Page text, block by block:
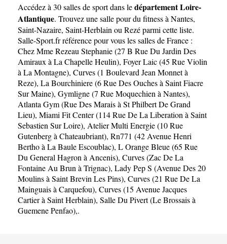
Accédez à 30 salles de sport dans ledépartement Loire-
Atlantique. Trouvez une salle pour du fitness à Nantes,
Saint-Nazaire, Saint-Herblain ou Rezéparmi cette liste.
Salle-Sport.fr référence pour vous les salles de France :
Chez Mme Rezeau Stephanie (27 B Rue Du Jardin Des
Amiraux à La Chapelle Heulin), Foyer Laic (45 Rue Violin
à La Montagne), Curves (1 Boulevard Jean Monnet à
Reze), La Bourchiniere (6 Rue Des Ouches à Saint Fiacre
Sur Maine), Gymligne (7 Rue Moquechien à Nantes),
Atlanta Gym (Rue Des Marais à St Philbert De Grand
Lieu), Miami Fit Center (114 Rue De La Liberation à Saint
Sebastien Sur Loire), Atelier Multi Energie (10 Rue
Gutenberg à Chateaubriant), Rn771 (42 Avenue Henri
Bertho à La Baule Escoublac), L Orange Bleue (65 Rue
Du General Hagron à Ancenis), Curves (Zac De La
Fontaine Au Brun à Trignac), Lady Pep S (Avenue Des 20
Moulins à Saint Brevin Les Pins), Curves (21 Rue De La
Mainguais à Carquefou), Curves (15 Avenue Jacques
Cartier à Saint Herblain), Salle Du Pivert (Le Brossais à
Guemene Penfao),.